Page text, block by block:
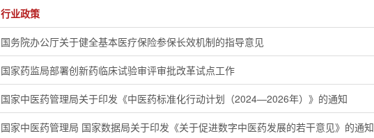
行业政策
国务院办公厅关于健全基本医疗保险参保长效机制的指导意见
国家药监局部署创新药临床试验审评审批改革试点工作
国家中医药管理局关于印发《中医药标准化行动计划（2024—2026年）》的通知
国家中医药管理局 国家数据局关于印发《关于促进数字中医药发展的若干意见》的通知